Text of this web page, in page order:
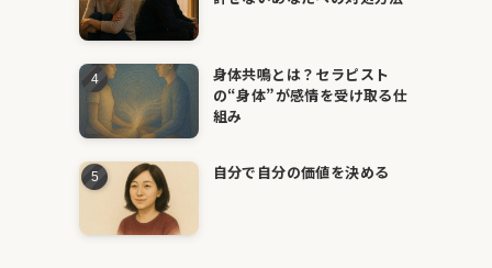
身体共鳴とは？セラピスト
の“身体”が感情を受け取る仕
組み
自分で自分の価値を決める